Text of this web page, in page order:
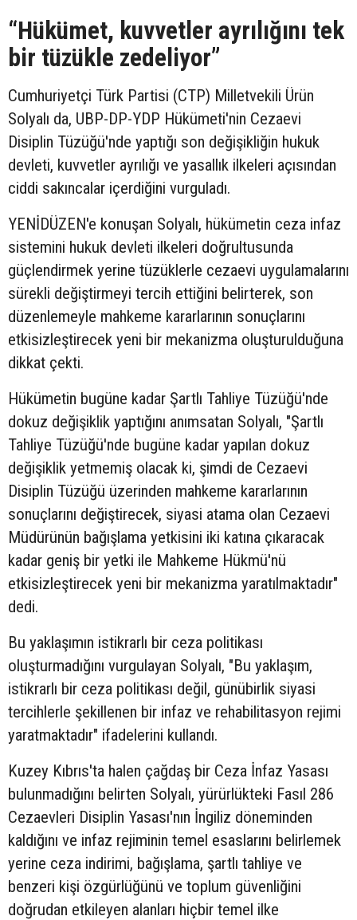
“Hükümet, kuvvetler ayrılığını tek
bir tüzükle zedeliyor”
Cumhuriyetçi Türk Partisi (CTP) Milletvekili Ürün
Solyalı da, UBP-DP-YDP Hükümeti'nin Cezaevi
Disiplin Tüzüğü'nde yaptığı son değişikliğin hukuk
devleti, kuvvetler ayrılığı ve yasallık ilkeleri açısından
ciddi sakıncalar içerdiğini vurguladı.
YENİDÜZEN'e konuşan Solyalı, hükümetin ceza infaz
sistemini hukuk devleti ilkeleri doğrultusunda
güçlendirmek yerine tüzüklerle cezaevi uygulamalarını
sürekli değiştirmeyi tercih ettiğini belirterek, son
düzenlemeyle mahkeme kararlarının sonuçlarını
etkisizleştirecek yeni bir mekanizma oluşturulduğuna
dikkat çekti.
Hükümetin bugüne kadar Şartlı Tahliye Tüzüğü'nde
dokuz değişiklik yaptığını anımsatan Solyalı, "Şartlı
Tahliye Tüzüğü'nde bugüne kadar yapılan dokuz
değişiklik yetmemiş olacak ki, şimdi de Cezaevi
Disiplin Tüzüğü üzerinden mahkeme kararlarının
sonuçlarını değiştirecek, siyasi atama olan Cezaevi
Müdürünün bağışlama yetkisini iki katına çıkaracak
kadar geniş bir yetki ile Mahkeme Hükmü'nü
etkisizleştirecek yeni bir mekanizma yaratılmaktadır"
dedi.
Bu yaklaşımın istikrarlı bir ceza politikası
oluşturmadığını vurgulayan Solyalı, "Bu yaklaşım,
istikrarlı bir ceza politikası değil, günübirlik siyasi
tercihlerle şekillenen bir infaz ve rehabilitasyon rejimi
yaratmaktadır" ifadelerini kullandı.
Kuzey Kıbrıs'ta halen çağdaş bir Ceza İnfaz Yasası
bulunmadığını belirten Solyalı, yürürlükteki Fasıl 286
Cezaevleri Disiplin Yasası'nın İngiliz döneminden
kaldığını ve infaz rejiminin temel esaslarını belirlemek
yerine ceza indirimi, bağışlama, şartlı tahliye ve
benzeri kişi özgürlüğünü ve toplum güvenliğini
doğrudan etkileyen alanları hiçbir temel ilke